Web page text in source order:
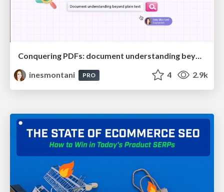
Conquering PDFs: document understanding beyond plain text
inesmontani
PRO 4 2.9k